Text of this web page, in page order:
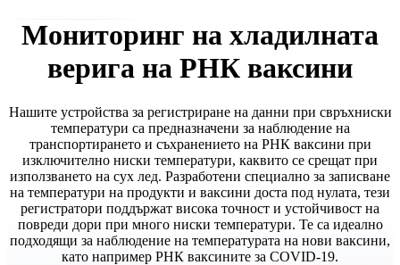
Мониторинг на хладилната
верига на РНК ваксини
Нашите устройства за регистриране на данни при свръхниски
температури са предназначени за наблюдение на
транспортирането и съхранението на РНК ваксини при
изключително ниски температури, каквито се срещат при
използването на сух лед. Разработени специално за записване
на температури на продукти и ваксини доста под нулата, тези
регистратори поддържат висока точност и устойчивост на
повреди дори при много ниски температури. Те са идеално
подходящи за наблюдение на температурата на нови ваксини,
като например РНК ваксините за COVID-19.